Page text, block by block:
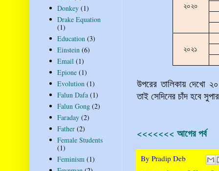
২০২০
২০২১
উপরের তালিকায় দেখো
তাই সেদিনের চাঁদ হবে
<<<<<<< আগের পর্ব
By Pradip Deb
Donkey (1)
Drake Equation
(1)
Education (3)
Einstein (6)
Email (1)
Epione (1)
Evolution (1)
Falun Dafa (1)
Falun Gong (2)
Faraday (2)
Father (2)
Female Students
(1)
Feminism (1)